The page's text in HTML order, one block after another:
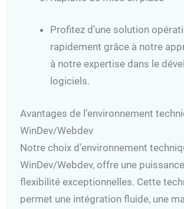
Profitez d’une solution
rapidement grâce à notre
à notre expertise dans le
logiciels.
Avantages de l’environnement
WinDev/Webdev
Notre choix d’environnement
WinDev/Webdev, offre une
flexibilité exceptionnelles. Cette
permet une intégration fluide, une